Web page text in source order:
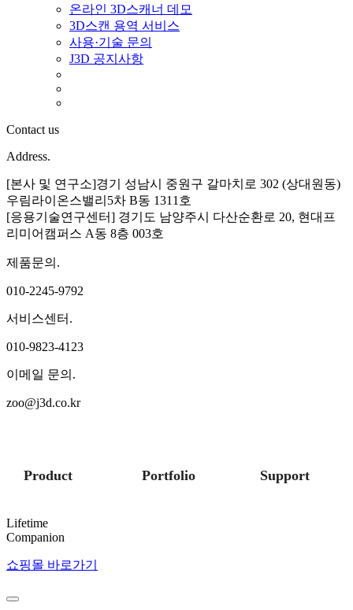
온라인 3D스캐너 데모
3D스캔 용역 서비스
사용·기술 문의
J3D 공지사항
Contact us
Address.
[본사 및 연구소]경기 성남시 중원구 갈마치로 302 (상대원동)
우림라이온스밸리5차 B동 1311호
[응용기술연구센터] 경기도 남양주시 다산순환로 20, 현대프
리미어캠퍼스 A동 8층 003호
제품문의.
010-2245-9792
서비스센터.
010-9823-4123
이메일 문의.
zoo@j3d.co.kr
Product Portfolio Support
Lifetime
Companion
쇼핑몰 바로가기